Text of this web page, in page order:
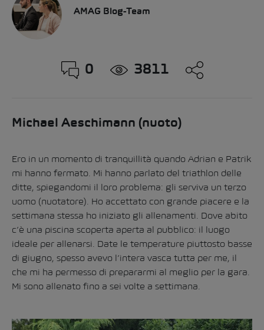
AMAG Blog-Team
0 3811
Michael Aeschimann (nuoto)
Ero in un momento di tranquillità quando Adrian e Patrik
mi hanno fermato. Mi hanno parlato del triathlon delle
ditte, spiegandomi il loro problema: gli serviva un terzo
uomo (nuotatore). Ho accettato con grande piacere e la
settimana stessa ho iniziato gli allenamenti. Dove abito
c’è una piscina scoperta aperta al pubblico: il luogo
ideale per allenarsi. Date le temperature piuttosto basse
di giugno, spesso avevo l’intera vasca tutta per me, il
che mi ha permesso di prepararmi al meglio per la gara.
Mi sono allenato fino a sei volte a settimana.